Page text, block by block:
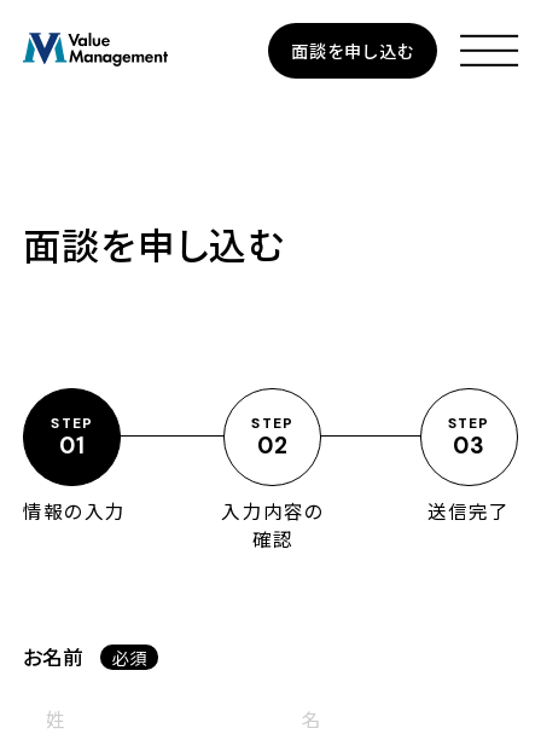
資産運用
企業型確定拠出年金
私たちについて
ブログ
面談を申し込む
面談を申し込む
STEP
01
情報の入力
STEP
02
入力内容の
確認
STEP
03
送信完了
お名前 必須